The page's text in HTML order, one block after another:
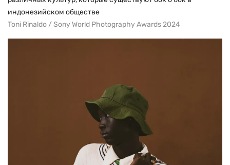
индонезийском обществе
Toni Rinaldo / Sony World Photography Awards 2024